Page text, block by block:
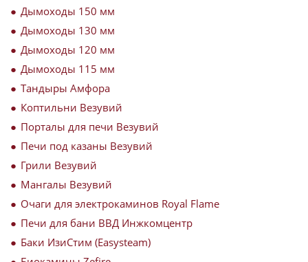
Дымоходы 150 мм
Дымоходы 130 мм
Дымоходы 120 мм
Дымоходы 115 мм
Тандыры Амфора
Коптильни Везувий
Порталы для печи Везувий
Печи под казаны Везувий
Грили Везувий
Мангалы Везувий
Очаги для электрокаминов Royal Flame
Печи для бани ВВД Инжкомцентр
Баки ИзиСтим (Easysteam)